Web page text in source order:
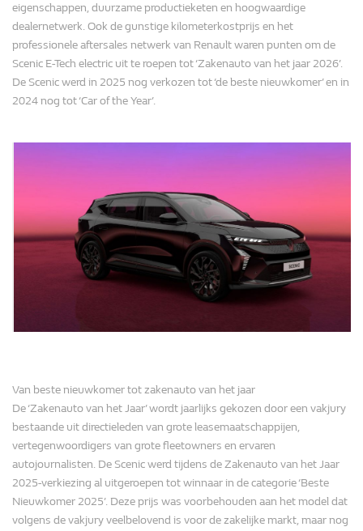
eigenschappen, duurzame productieketen en hoogwaardige
dealernetwerk. Ook de gunstige kilometerkostprijs en het
professionele aftersales netwerk van Renault waren punten om de
Scenic E-Tech electric uit te roepen tot ‘Zakenauto van het jaar 2026’.
De Scenic werd in 2025 nog verkozen tot ‘de beste nieuwkomer’ en in
2024 nog tot ‘Car of the Year’.
Van beste nieuwkomer tot zakenauto van het jaar
De ‘Zakenauto van het Jaar’ wordt jaarlijks gekozen door een vakjury
bestaande uit directieleden van grote leasemaatschappijen,
vertegenwoordigers van grote fleetowners en ervaren
autojournalisten. De Scenic werd tijdens de Zakenauto van het Jaar
2025-verkiezing al uitgeroepen tot winnaar in de categorie ‘Beste
Nieuwkomer 2025’. Deze prijs was voorbehouden aan het model dat
volgens de vakjury veelbelovend is voor de zakelijke markt, maar nog